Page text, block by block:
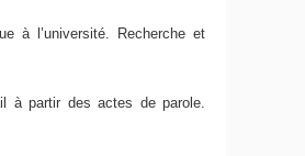
à l’université. Recherche et
à partir des actes de parole.